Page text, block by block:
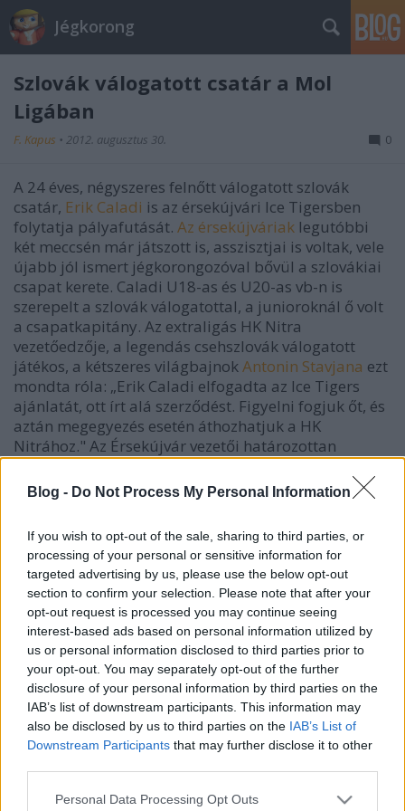
Blog - Do Not Process My Personal Information
If you wish to opt-out of the sale, sharing to third parties, or
processing of your personal or sensitive information for
targeted advertising by us, please use the below opt-out
section to confirm your selection. Please note that after your
opt-out request is processed you may continue seeing
interest-based ads based on personal information utilized by
us or personal information disclosed to third parties prior to
your opt-out. You may separately opt-out of the further
disclosure of your personal information by third parties on the
IAB’s list of downstream participants. This information may
also be disclosed by us to third parties on the IAB’s List of
Downstream Participants that may further disclose it to other
Please note that this website/app uses one or more Google
Personal Data Processing Opt Outs
Jégkorong
Szlovák válogatott csatár a Mol
Ligában
F. Kapus • 2012. augusztus 30. 0
A 24 éves, négyszeres felnőtt válogatott szlovák
csatár, Erik Caladi is az érsekújvári Ice Tigersben
folytatja pályafutását. Az érsekújváriak legutóbbi
két meccsén már játszott is, asszisztjai is voltak, vele
újabb jól ismert jégkorongozóval bővül a szlovákiai
csapat kerete. Caladi U18-as és U20-as vb-n is
szerepelt a szlovák válogatottal, a junioroknál ő volt
a csapatkapitány. Az extraligás HK Nitra
vezetőedzője, a legendás csehszlovák válogatott
játékos, a kétszeres világbajnokAntonin Stavjana ezt
mondta róla: „Erik Caladi elfogadta az Ice Tigers
ajánlatát, ott írt alá szerződést. Figyelni fogjuk őt, és
aztán megegyezés esetén áthozhatjuk a HK
Nitrához." Az Érsekújvár vezetői határozottan
reagáltaka Dab.Doclertől elszenvedett súlyos
vereségre. Ezt tovább után olvashatják állandó
szlovákiai segítőnk, U. N. Owennek köszönhetően.
"Néhány egészen jól sikerült felkészülési meccs után
először találkoztunk Mol ligás csapattal, rögtön az
elmúlt szezon bajnokával, a dunaújvárosi
Dab.Doclerrel – mondta Marian Lukacik, az Ice
Tigers sportigazgatója a hivatalos honlapon. – Bár
csak felkészülésről van szó, és az eredmény ellenére
sem lehet mindenkinek szemrehányást tenni, de
néhány játékosnak el kellene gondolkodnia, hogy
ilyen teljesítmény és ilyen hatalmas egyéni hibák
után ne foglalkozzon-e inkább valamilyen más
sportággal. Egyeseknek pedig mérlegelniük kellene,
kellene fizetniük azért, hogy egyáltalán itt lehetnek.